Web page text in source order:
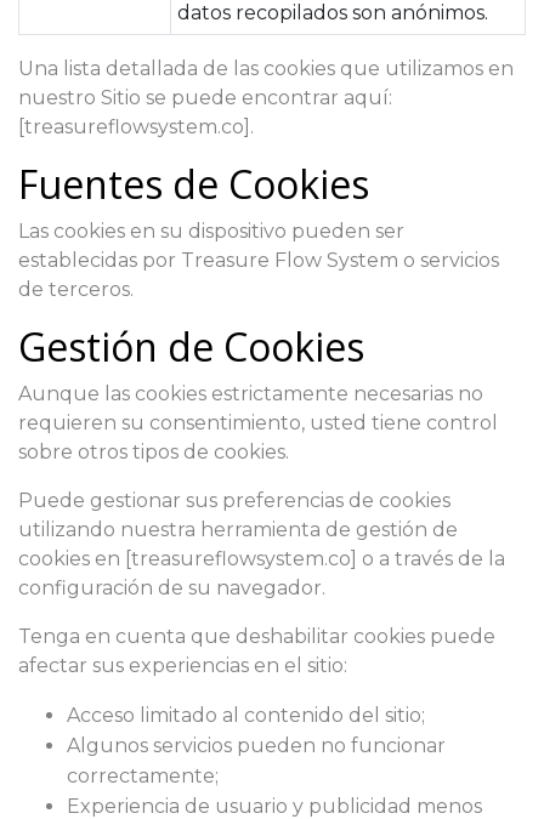
datos recopilados son anónimos.
Una lista detallada de las cookies que utilizamos en
nuestro Sitio se puede encontrar aquí:
[treasureflowsystem.co].
Fuentes de Cookies
Las cookies en su dispositivo pueden ser
establecidas por Treasure Flow System o servicios
de terceros.
Gestión de Cookies
Aunque las cookies estrictamente necesarias no
requieren su consentimiento, usted tiene control
sobre otros tipos de cookies.
Puede gestionar sus preferencias de cookies
utilizando nuestra herramienta de gestión de
cookies en [treasureflowsystem.co] o a través de la
configuración de su navegador.
Tenga en cuenta que deshabilitar cookies puede
afectar sus experiencias en el sitio:
Acceso limitado al contenido del sitio;
Algunos servicios pueden no funcionar
correctamente;
Experiencia de usuario y publicidad menos